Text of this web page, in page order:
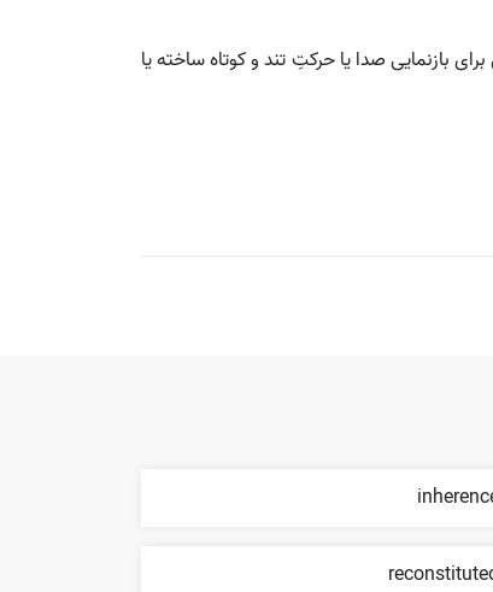
بازنمایی صدا یا حرکتِ تند و کوتاه ساخته یا